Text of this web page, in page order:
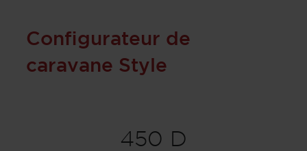
Configurateur de
caravane Style
450 D